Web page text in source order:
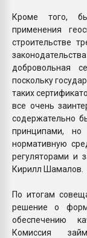
Кроме того,
применения
строительстве
добровольная
поскольку
таких
все очень
содержательно
принципами,
нормативную
регуляторами и
Кирилл Шамалов.
По итогам
решение о
обеспечению
Комиссия